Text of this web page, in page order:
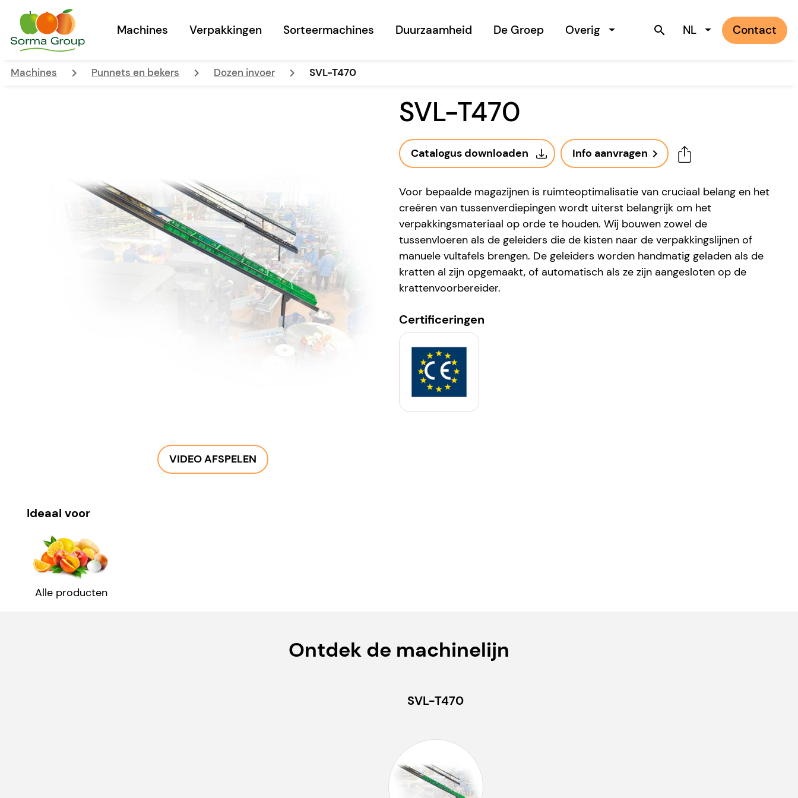
Machines Verpakkingen Sorteermachines Duurzaamheid De Groep Overig search NL Contact
Machines keyboard_arrow_right Punnets en bekers keyboard_arrow_right Dozen invoer keyboard_arrow_right SVL-T470
VIDEO AFSPELEN
Ideaal voor
Alle producten
SVL-T470
Catalogus downloaden Info aanvragen navigate_next
Voor bepaalde magazijnen is ruimteoptimalisatie van cruciaal belang en het
creëren van tussenverdiepingen wordt uiterst belangrijk om het
verpakkingsmateriaal op orde te houden. Wij bouwen zowel de
tussenvloeren als de geleiders die de kisten naar de verpakkingslijnen of
manuele vultafels brengen. De geleiders worden handmatig geladen als de
kratten al zijn opgemaakt, of automatisch als ze zijn aangesloten op de
krattenvoorbereider.
Certificeringen
Ontdek de machinelijn
SVL-T470